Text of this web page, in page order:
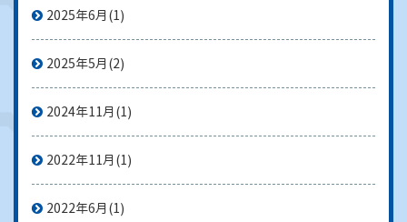
2025年6月 (1)
2025年5月 (2)
2024年11月 (1)
2022年11月 (1)
2022年6月 (1)